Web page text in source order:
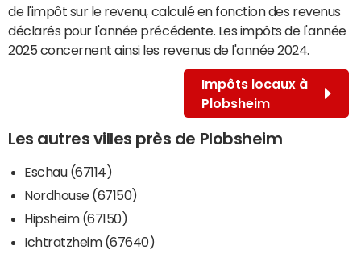
de l'impôt sur le revenu, calculé en fonction des revenus
déclarés pour l'année précédente. Les impôts de l'année
2025 concernent ainsi les revenus de l'année 2024.
Impôts locaux à
Plobsheim
Les autres villes près de Plobsheim
Eschau (67114)
Nordhouse (67150)
Hipsheim (67150)
Ichtratzheim (67640)